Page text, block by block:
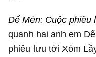
Dế Mèn: Cuộc
quanh hai anh em
phiêu lưu tới Xóm